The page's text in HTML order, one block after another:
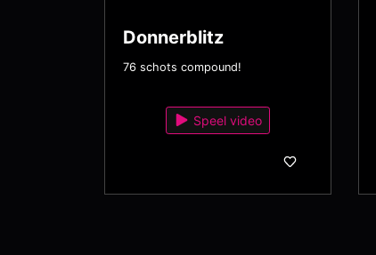
Donnerblitz
76 schots compound!
Speel video